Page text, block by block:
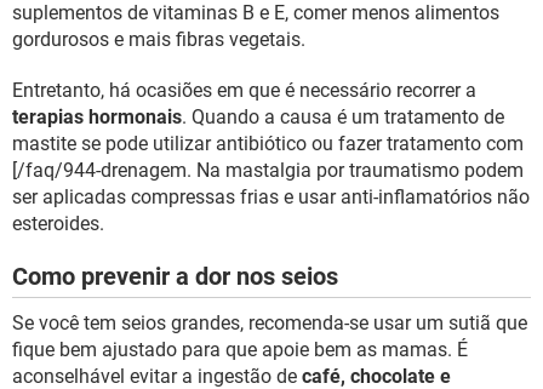
suplementos de vitaminas B e E, comer menos alimentos
gordurosos e mais fibras vegetais.
Entretanto, há ocasiões em que é necessário recorrer a
terapias hormonais. Quando a causa é um tratamento de
mastite se pode utilizar antibiótico ou fazer tratamento com
[/faq/944-drenagem. Na mastalgia por traumatismo podem
ser aplicadas compressas frias e usar anti-inflamatórios não
esteroides.
Como prevenir a dor nos seios
Se você tem seios grandes, recomenda-se usar um sutiã que
fique bem ajustado para que apoie bem as mamas. É
aconselhável evitar a ingestão de café, chocolate e